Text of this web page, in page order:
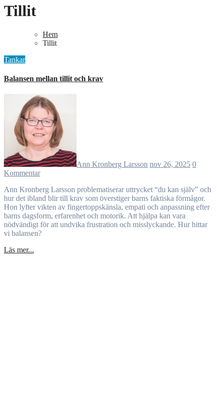
Tillit
Hem
Tillit
Tankar
Balansen mellan tillit och krav
Ann Kronberg Larsson nov 26, 2025 0
Kommentar
Ann Kronberg Larsson problematiserar uttrycket “du kan själv” och
hur det ibland blir till krav som överstiger barns faktiska förmågor.
Hon lyfter vikten av fingertoppskänsla, empati och anpassning efter
barns dagsform, erfarenhet och motorik. Att hjälpa kan vara
nödvändigt för att undvika frustration och misslyckande. Hur hittar
vi balansen?
Läs mer...